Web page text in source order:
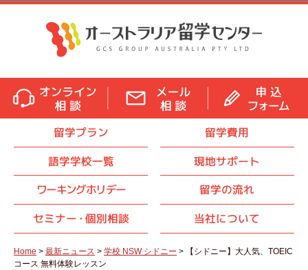
留学プラン
留学費用
語学学校一覧
現地サポート
ワーキングホリデー
留学の流れ
セミナー・ 個別相談 当社について
Home > 最新ニュース > 学校 NSW シドニー > 【シドニー】大人気、TOEIC
コース 無料体験レッスン